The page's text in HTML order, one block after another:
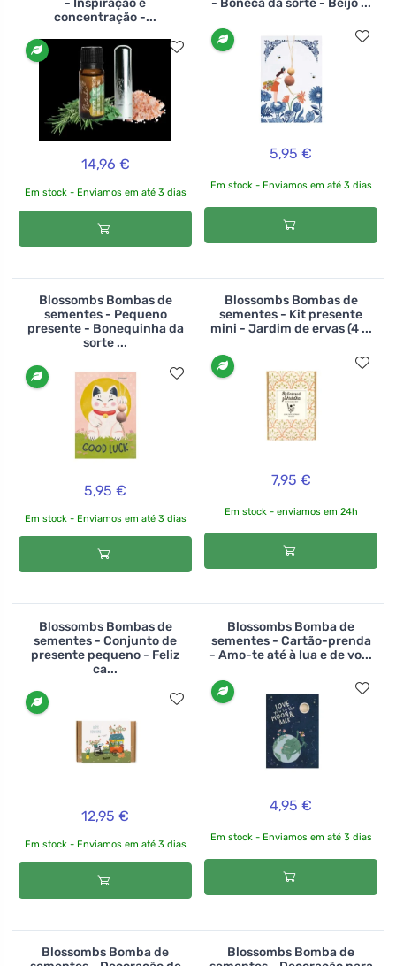
- Inspiração e
concentração -...
14,96 €
Em stock - Enviamos em até 3 dias
- Boneca da sorte - Beijo ...
5,95 €
Em stock - Enviamos em até 3 dias
Blossombs Bombas de
sementes - Pequeno
presente - Bonequinha da
sorte ...
5,95 €
Em stock - Enviamos em até 3 dias
Blossombs Bombas de
sementes - Kit presente
mini - Jardim de ervas (4 ...
7,95 €
Em stock - enviamos em 24h
Blossombs Bombas de
sementes - Conjunto de
presente pequeno - Feliz
ca...
12,95 €
Em stock - Enviamos em até 3 dias
Blossombs Bomba de
sementes - Cartão-prenda
- Amo-te até à lua e de vo...
4,95 €
Em stock - Enviamos em até 3 dias
Blossombs Bomba de
Blossombs Bomba de